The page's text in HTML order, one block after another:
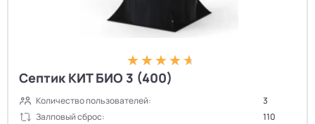
Септик КИТ БИО 3 (400)
Количество пользователей:
3
Залповый сброс:
110